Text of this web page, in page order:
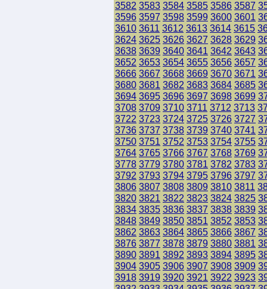
3582 3583 3584 3585 3586 3587
3596 3597 3598 3599 3600 3601
3610 3611 3612 3613 3614 3615
3624 3625 3626 3627 3628 3629
3638 3639 3640 3641 3642 3643
3652 3653 3654 3655 3656 3657
3666 3667 3668 3669 3670 3671
3680 3681 3682 3683 3684 3685
3694 3695 3696 3697 3698 3699
3708 3709 3710 3711 3712 3713
3722 3723 3724 3725 3726 3727
3736 3737 3738 3739 3740 3741
3750 3751 3752 3753 3754 3755
3764 3765 3766 3767 3768 3769
3778 3779 3780 3781 3782 3783
3792 3793 3794 3795 3796 3797
3806 3807 3808 3809 3810 3811
3820 3821 3822 3823 3824 3825
3834 3835 3836 3837 3838 3839
3848 3849 3850 3851 3852 3853
3862 3863 3864 3865 3866 3867
3876 3877 3878 3879 3880 3881
3890 3891 3892 3893 3894 3895
3904 3905 3906 3907 3908 3909
3918 3919 3920 3921 3922 3923